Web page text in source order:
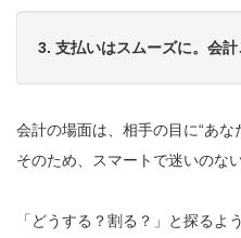
3. 支払いはスムーズに。会
会計の場面は、相手の目に“あな
そのため、スマートで迷いのな
「どうする？割る？」と探るよ